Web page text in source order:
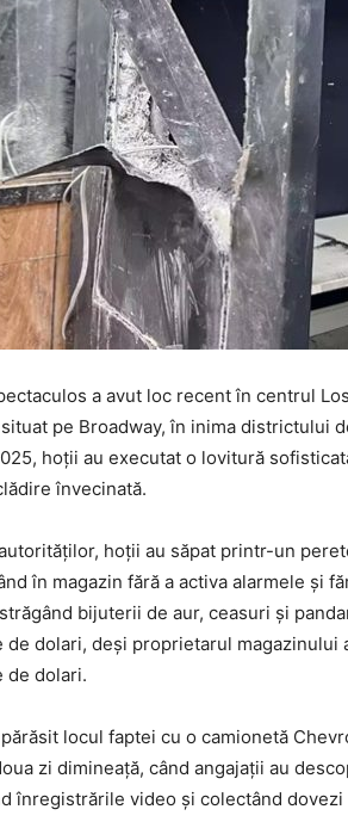
a avut loc recent în centrul
pe Broadway, în inima districtului
hoții au executat o lovitură
învecinată.
hoții au săpat printr-un
în magazin fără a activa alarmele și
bijuterii de aur, ceasuri și
de dolari, deși proprietarul magazinului
de dolari.
locul faptei cu o camionetă
zi dimineață, când angajații au
înregistrările video și colectând